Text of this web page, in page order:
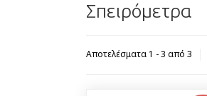
Σπειρόμετρα
Αποτελέσματα 1 - 3 από 3